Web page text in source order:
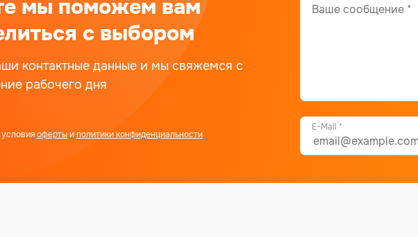
мы поможем вам
с выбором
контактные данные и мы свяжемся с
рабочего дня
офертыиполитики конфиденциальности
E-Mail *